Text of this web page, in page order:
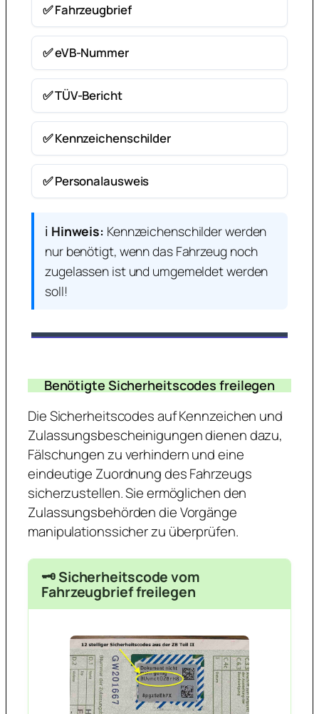
✅ Fahrzeugbrief
✅ eVB-Nummer
✅ TÜV-Bericht
✅ Kennzeichenschilder
✅ Personalausweis
ℹ️ Hinweis: Kennzeichenschilder werden
nur benötigt, wenn das Fahrzeug noch
zugelassen ist und umgemeldet werden
soll!
Benötigte Sicherheitscodes freilegen
Die Sicherheitscodes auf Kennzeichen und
Zulassungsbescheinigungen dienen dazu,
Fälschungen zu verhindern und eine
eindeutige Zuordnung des Fahrzeugs
sicherzustellen. Sie ermöglichen den
Zulassungsbehörden die Vorgänge
manipulationssicher zu überprüfen.
🗝️ Sicherheitscode vom
Fahrzeugbrief freilegen